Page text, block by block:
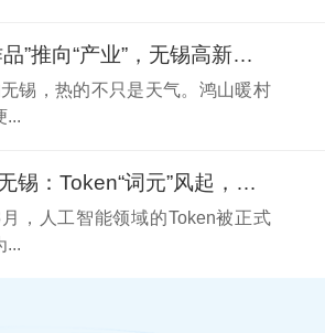
从“作品”推向“产业”，无锡高新区打造AI漫剧产业链
锡，热的不只是天气。鸿山暖村
...
江苏无锡：Token“词元”风起，用场景“飞轮”重构智能经济新格局
，人工智能领域的Token被正式
...